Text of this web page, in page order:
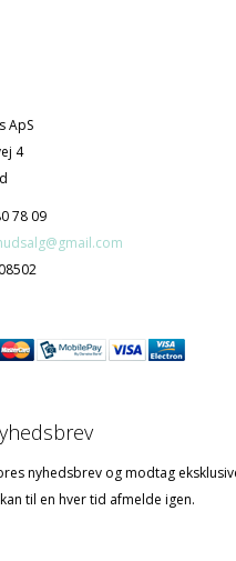
ApS
4
78 09
nyhedsbrev og modtag
til en hver tid afmelde igen.